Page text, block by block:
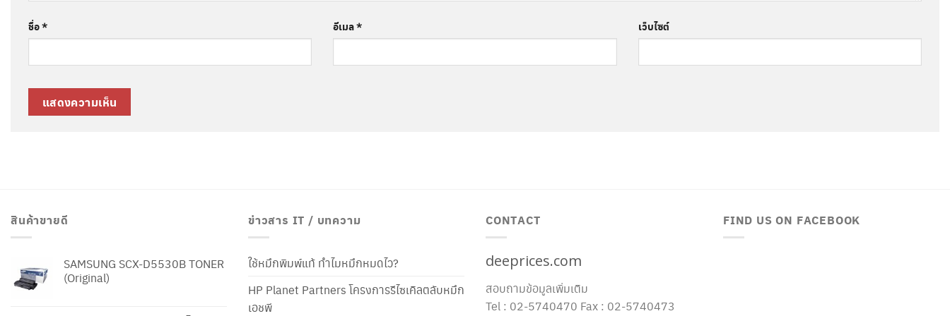
ชื่อ* อีเมล* เว็บไซต์
สินค้าขายดี
SAMSUNG SCX-D5530B TONER
(Original)
ข่าวสาร IT / บทความ
ใช้หมึกพิมพ์แท้ ทำไมหมึกหมดไว?
HP Planet Partners โครงการรีไซเคิลตลับหมึก
เอชพี
CONTACT
deeprices.com
สอบถามข้อมูลเพิ่มเติม
Tel : 02-5740470 Fax : 02-5740473
FIND US ON FACEBOOK